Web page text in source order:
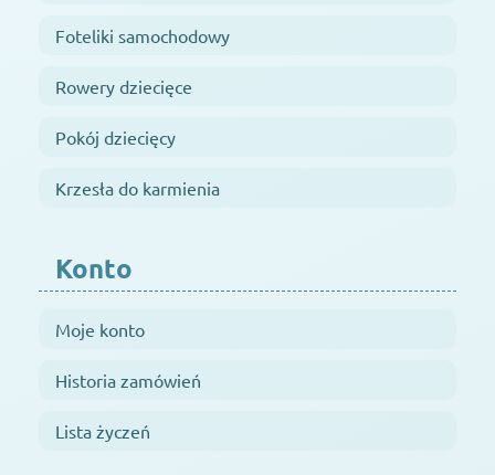
Foteliki samochodowy
Rowery dziecięce
Pokój dziecięcy
Krzesła do karmienia
Konto
Moje konto
Historia zamówień
Lista życzeń